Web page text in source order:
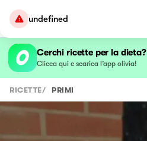
undefined
Cerchi ricette per la dieta?
Clicca qui e scarica l’app olivia!
RICETTE/ PRIMI